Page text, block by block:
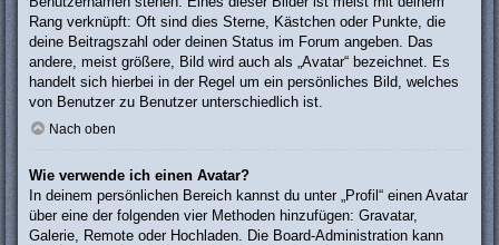
Rang verknüpft: Oft sind dies Sterne, Kästchen oder Punkte, die
deine Beitragszahl oder deinen Status im Forum angeben. Das
andere, meist größere, Bild wird auch als „Avatar“ bezeichnet. Es
handelt sich hierbei in der Regel um ein persönliches Bild, welches
von Benutzer zu Benutzer unterschiedlich ist.
Nach oben
Wie verwende ich einen Avatar?
In deinem persönlichen Bereich kannst du unter „Profil“ einen Avatar
über eine der folgenden vier Methoden hinzufügen: Gravatar,
Galerie, Remote oder Hochladen. Die Board-Administration kann